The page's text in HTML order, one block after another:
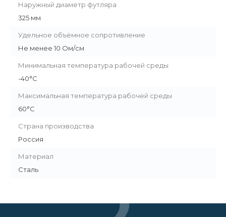
Наружный диаметр футляра
325 мм
Удельное объёмное сопротивление
Не менее 10 Ом/см
Минимальная температура рабочей среды
-40°С
Максимальная температура рабочей среды
60°С
Страна производства
Россия
Материал
Сталь